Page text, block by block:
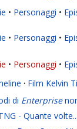
Personaggi
Personaggi
Personaggi
· Film Kelvin
di Enterprise
- Quante volte...